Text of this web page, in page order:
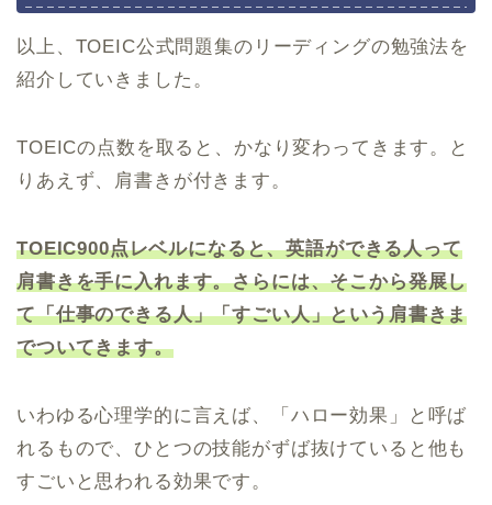
以上、TOEIC公式問題集のリーディングの勉強法を
紹介していきました。
TOEICの点数を取ると、かなり変わってきます。と
りあえず、肩書きが付きます。
TOEIC900点レベルになると、英語ができる人って
肩書きを手に入れます。さらには、そこから発展し
て「仕事のできる人」「すごい人」という肩書きま
でついてきます。
いわゆる心理学的に言えば、「ハロー効果」と呼ば
れるもので、ひとつの技能がずば抜けていると他も
すごいと思われる効果です。